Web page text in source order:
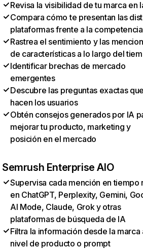
Revisa la visibilidad de tu marca en
Compara cómo te presentan las
plataformas frente a la competencia
Rastrea el sentimiento y las
de características a lo largo del
Identificar brechas de mercado
emergentes
Descubre las preguntas exactas
hacen los usuarios
Obtén consejos generados por IA
mejorar tu producto, marketing y
posición en el mercado
Semrush Enterprise AIO
Supervisa cada mención en tiempo
en ChatGPT, Perplexity, Gemini,
AI Mode, Claude, Grok y otras
plataformas de búsqueda de IA
Filtra la información desde la marca
nivel de producto o prompt